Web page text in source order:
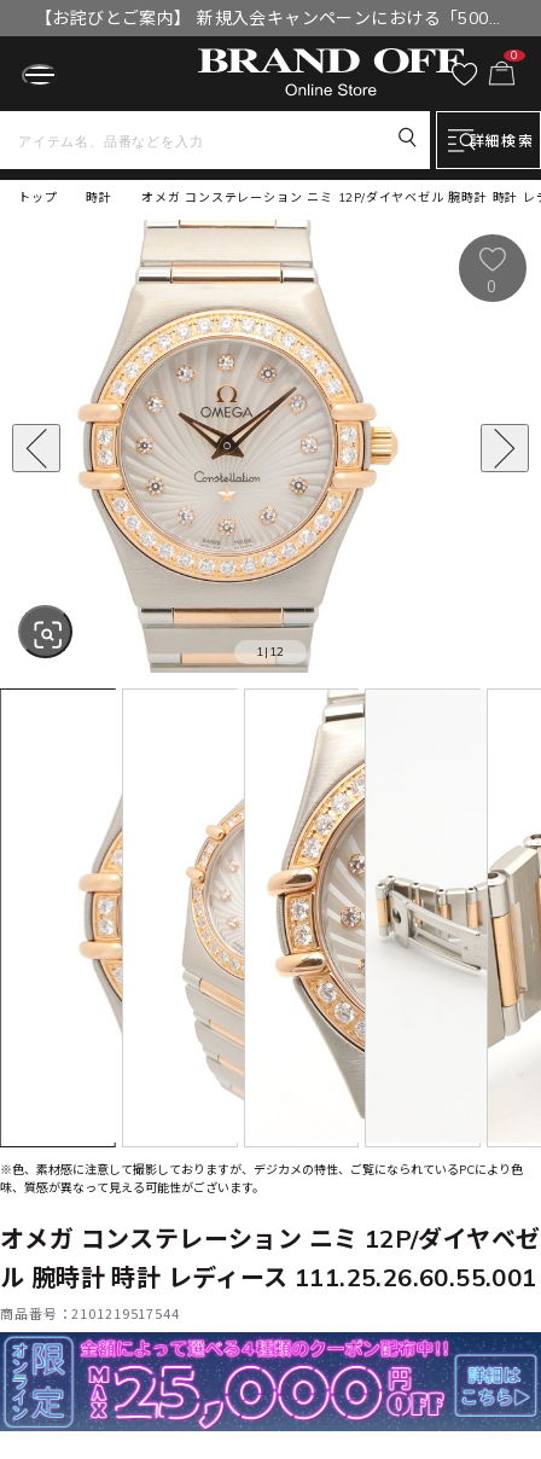
【お詫びとご案内】 新規入会キャンペーンにおける「500円
OFFクーポン」付与漏れと補填について
0
詳細検索
トップ オメガ コンステレーション ニミ 12P/ダイヤベゼル 腕時計 時計
時計
SOLD OUT
1 |12
0
※色、素材感に注意して撮影しておりますが、デジカメの特性、ご覧になられているPCにより色
味、質感が異なって見える可能性がございます。
オメガ コンステレーション ニミ 12P/ダイヤベゼ
ル 腕時計 時計 レディース 111.25.26.60.55.001
商品番号：2101219517544